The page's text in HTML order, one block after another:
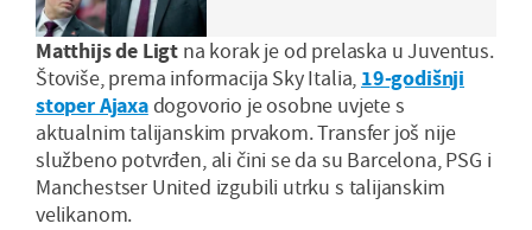
Matthijs de Ligt na korak je od prelaska u Juventus.
Štoviše, prema informacija Sky Italia, 19-godišnji
stoper Ajaxadogovorio je osobne uvjete s
aktualnim talijanskim prvakom. Transfer još nije
službeno potvrđen, ali čini se da su Barcelona, PSG i
Manchestser United izgubili utrku s talijanskim
velikanom.